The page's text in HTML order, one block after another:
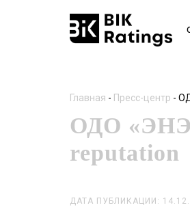
Главная - Пресс-центр -
ОДО
reputation
ДАТА ПУБЛИКАЦИИ: